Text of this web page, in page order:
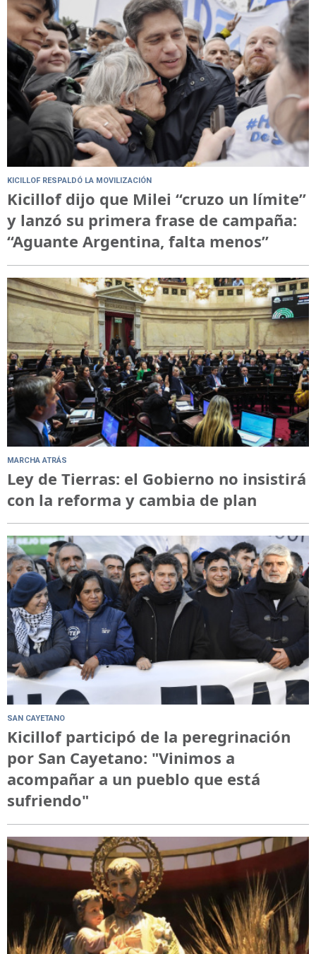
KICILLOF RESPALDÓ LA MOVILIZACIÓN
Kicillof dijo que Milei “cruzo un límite”
y lanzó su primera frase de campaña:
“Aguante Argentina, falta menos”
MARCHA ATRÁS
Ley de Tierras: el Gobierno no insistirá
con la reforma y cambia de plan
SAN CAYETANO
Kicillof participó de la peregrinación
por San Cayetano: "Vinimos a
acompañar a un pueblo que está
sufriendo"